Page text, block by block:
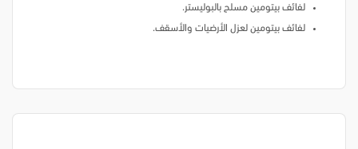
لفائف بيتومين مسلح بالبوليستر.
لفائف بيتومين لعزل الأرضيات والأسقف.